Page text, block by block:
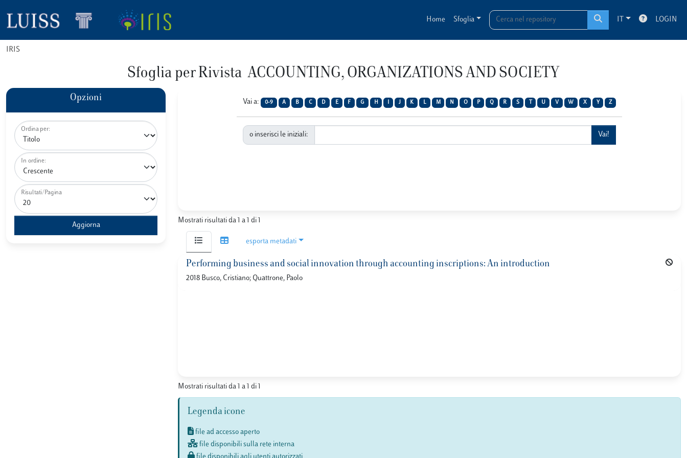
Home Sfoglia IT LOGIN
IRIS
Sfoglia per Rivista ACCOUNTING, ORGANIZATIONS AND SOCIETY
Opzioni
Ordina per:
In ordine:
Risultati/Pagina
Vai a: 0-9 A B C D E F G H J K L M N O P Q R S U V W X Y Z
o inserisci le iniziali:
Mostrati risultati da 1 a 1 di 1
esporta metadati
Performing business and social innovation through accounting inscriptions: An introduction
2018 Busco, Cristiano; Quattrone, Paolo
Mostrati risultati da 1 a 1 di 1
Legenda icone
file ad accesso aperto
file disponibili sulla rete interna